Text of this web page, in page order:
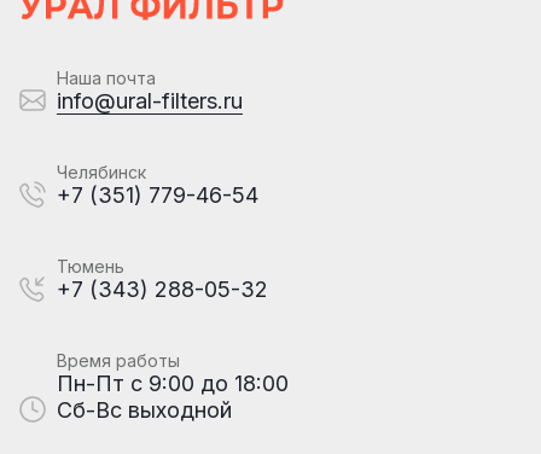
Наша почта
info@ural-filters.ru
Челябинск
+7 (351) 779-46-54
Тюмень
+7 (343) 288-05-32
Время работы
Пн-Пт с 9:00 до 18:00
Сб-Вс выходной